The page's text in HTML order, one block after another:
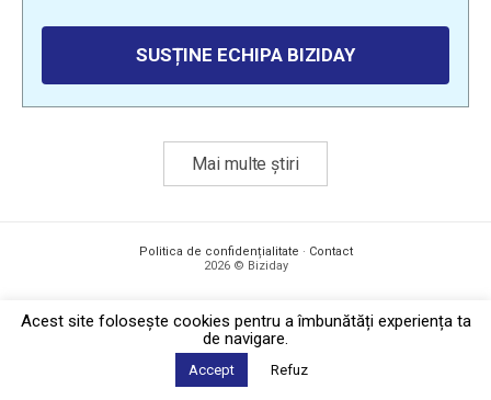
SUSȚINE ECHIPA BIZIDAY
Mai multe știri
Politica de confidențialitate · Contact
2026 © Biziday
Acest site foloseşte cookies pentru a îmbunătăți experiența ta
de navigare.
Accept Refuz